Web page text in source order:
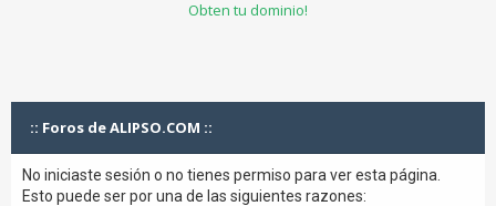
Obten tu dominio!
:: Foros de ALIPSO.COM ::
No iniciaste sesión o no tienes permiso para ver esta página.
Esto puede ser por una de las siguientes razones: